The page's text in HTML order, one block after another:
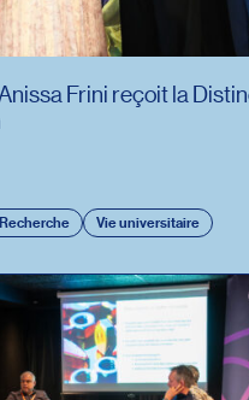
Recherche Vie universitaire
Frini reçoit la